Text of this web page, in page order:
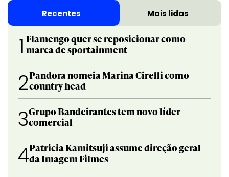
Recentes Mais lidas
1 Flamengo quer se reposicionar como
marca de sportainment
2Pandora nomeia Marina Cirelli como
country head
3Grupo Bandeirantes tem novo líder
comercial
4Patricia Kamitsuji assume direção geral
da Imagem Filmes